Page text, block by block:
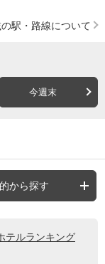
駅・路線について
今週末
から探す
テルランキング